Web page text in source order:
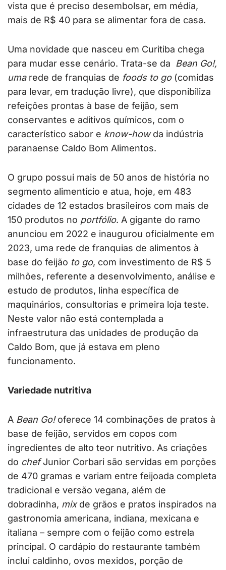
vista que é preciso desembolsar, em média,
mais de R$ 40 para se alimentar fora de casa.
Uma novidade que nasceu em Curitiba chega
para mudar esse cenário. Trata-se da Bean Go!,
uma rede de franquias de foods to go (comidas
para levar, em tradução livre), que disponibiliza
refeições prontas à base de feijão, sem
conservantes e aditivos químicos, com o
característico sabor e know-howda indústria
paranaense Caldo Bom Alimentos.
O grupo possui mais de 50 anos de história no
segmento alimentício e atua, hoje, em 483
cidades de 12 estados brasileiros com mais de
150 produtos no portfólio. A gigante do ramo
anunciou em 2022 e inaugurou oficialmente em
2023, uma rede de franquias de alimentos à
base do feijão to go, com investimento de R$ 5
milhões, referente a desenvolvimento, análise e
estudo de produtos, linha específica de
maquinários, consultorias e primeira loja teste.
Neste valor não está contemplada a
infraestrutura das unidades de produção da
Caldo Bom, que já estava em pleno
funcionamento.
Variedade nutritiva
A Bean Go!oferece 14 combinações de pratos à
base de feijão, servidos em copos com
ingredientes de alto teor nutritivo. As criações
do chefJunior Corbari são servidas em porções
de 470 gramas e variam entre feijoada completa
tradicional e versão vegana, além de
dobradinha, mixde grãos e pratos inspirados na
gastronomia americana, indiana, mexicana e
italiana – sempre com o feijão como estrela
principal. O cardápio do restaurante também
inclui caldinho, ovos mexidos, porção de